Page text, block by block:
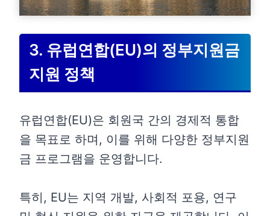
3. 유럽연합(EU)의 정부지원금
지원 정책
유럽연합(EU)은 회원국 간의 경제적 통합
을 목표로 하며, 이를 위해 다양한 정부지원
금 프로그램을 운영합니다.
특히, EU는 지역 개발, 사회적 포용, 연구